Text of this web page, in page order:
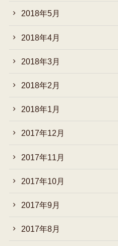
2018年5月
2018年4月
2018年3月
2018年2月
2018年1月
2017年12月
2017年11月
2017年10月
2017年9月
2017年8月